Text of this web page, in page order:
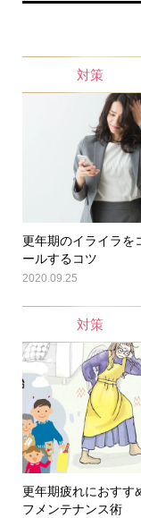
対策
更年期のイライラを
ールするコツ
2020.09.25
対策
更年期疲れにおすす
フメンテナンス術